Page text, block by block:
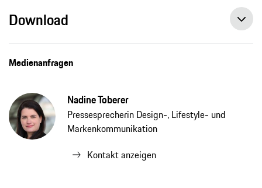
Download
Medienanfragen
Nadine Toberer
Pressesprecherin Design-, Lifestyle- und
Markenkommunikation
Kontakt anzeigen